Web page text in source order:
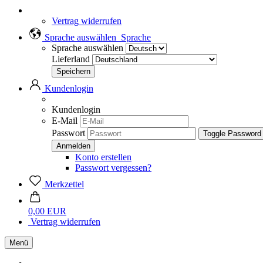
Vertrag widerrufen
Sprache auswählen Sprache
Sprache auswählen
Lieferland
Kundenlogin
Kundenlogin
E-Mail
Passwort
Toggle
Konto erstellen
Passwort vergessen?
Merkzettel
0,00 EUR
Vertrag widerrufen
Menü